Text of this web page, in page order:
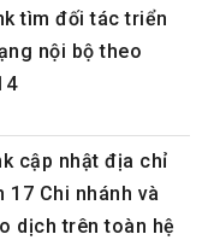
tìm đối tác triển
nội bộ theo
cập nhật địa chỉ
17 Chi nhánh và
dịch trên toàn hệ